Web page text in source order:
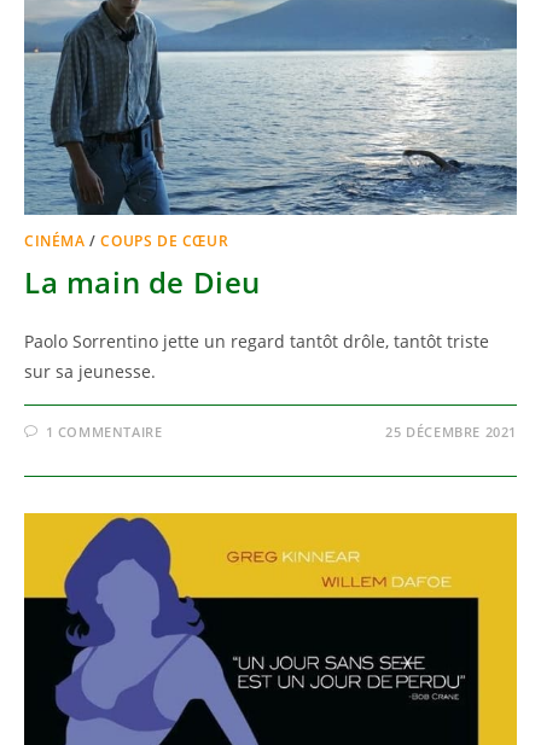
CINÉMA /COUPS DE CŒUR
La main de Dieu
Paolo Sorrentino jette un regard tantôt drôle, tantôt triste
sur sa jeunesse.
1 COMMENTAIRE 25 DÉCEMBRE 2021